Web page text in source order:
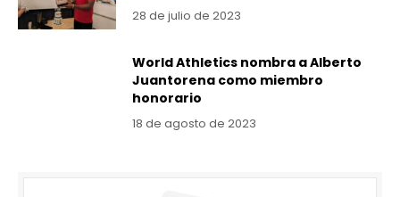
28 de julio de 2023
World Athletics nombra a Alberto
Juantorena como miembro
honorario
18 de agosto de 2023